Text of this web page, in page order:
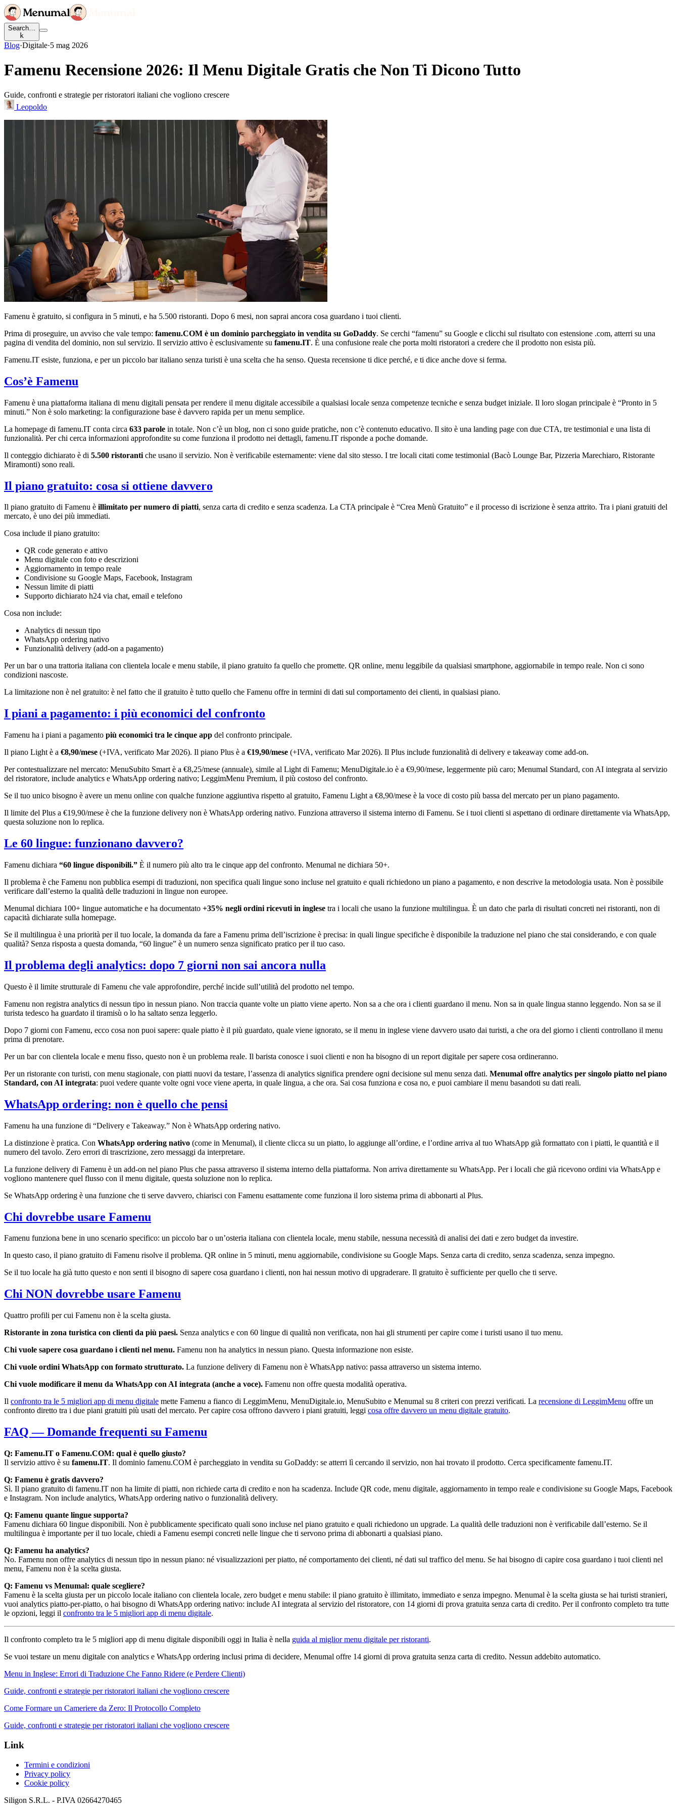
Search…
k
Blog·Digitale·5 mag 2026
Famenu Recensione 2026: Il Menu Digitale Gratis che Non Ti Dicono Tutto
Guide, confronti e strategie per ristoratori italiani che vogliono crescere
Leopoldo
Famenu è gratuito, si configura in 5 minuti, e ha 5.500 ristoranti. Dopo 6 mesi, non saprai ancora cosa guardano i tuoi clienti.
Prima di proseguire, un avviso che vale tempo: famenu.COM è un dominio parcheggiato in vendita su GoDaddy. Se cerchi “famenu” su Google e clicchi sul risultato con estensione .com, atterri su una
pagina di vendita del dominio, non sul servizio. Il servizio attivo è esclusivamente su famenu.IT. È una confusione reale che porta molti ristoratori a credere che il prodotto non esista più.
Famenu.IT esiste, funziona, e per un piccolo bar italiano senza turisti è una scelta che ha senso. Questa recensione ti dice perché, e ti dice anche dove si ferma.
Cos’è Famenu
Famenu è una piattaforma italiana di menu digitali pensata per rendere il menu digitale accessibile a qualsiasi locale senza competenze tecniche e senza budget iniziale. Il loro slogan principale è “Pronto in 5
minuti.” Non è solo marketing: la configurazione base è davvero rapida per un menu semplice.
La homepage di famenu.IT conta circa 633 parole in totale. Non c’è un blog, non ci sono guide pratiche, non c’è contenuto educativo. Il sito è una landing page con due CTA, tre testimonial e una lista di
funzionalità. Per chi cerca informazioni approfondite su come funziona il prodotto nei dettagli, famenu.IT risponde a poche domande.
Il conteggio dichiarato è di 5.500 ristoranti che usano il servizio. Non è verificabile esternamente: viene dal sito stesso. I tre locali citati come testimonial (Bacò Lounge Bar, Pizzeria Marechiaro, Ristorante
Miramonti) sono reali.
Il piano gratuito: cosa si ottiene davvero
Il piano gratuito di Famenu è illimitato per numero di piatti, senza carta di credito e senza scadenza. La CTA principale è “Crea Menù Gratuito” e il processo di iscrizione è senza attrito. Tra i piani gratuiti del
mercato, è uno dei più immediati.
Cosa include il piano gratuito:
QR code generato e attivo
Menu digitale con foto e descrizioni
Aggiornamento in tempo reale
Condivisione su Google Maps, Facebook, Instagram
Nessun limite di piatti
Supporto dichiarato h24 via chat, email e telefono
Cosa non include:
Analytics di nessun tipo
WhatsApp ordering nativo
Funzionalità delivery (add-on a pagamento)
Per un bar o una trattoria italiana con clientela locale e menu stabile, il piano gratuito fa quello che promette. QR online, menu leggibile da qualsiasi smartphone, aggiornabile in tempo reale. Non ci sono
condizioni nascoste.
La limitazione non è nel gratuito: è nel fatto che il gratuito è tutto quello che Famenu offre in termini di dati sul comportamento dei clienti, in qualsiasi piano.
I piani a pagamento: i più economici del confronto
Famenu ha i piani a pagamento più economici tra le cinque app del confronto principale.
Il piano Light è a €8,90/mese (+IVA, verificato Mar 2026). Il piano Plus è a €19,90/mese (+IVA, verificato Mar 2026). Il Plus include funzionalità di delivery e takeaway come add-on.
Per contestualizzare nel mercato: MenuSubito Smart è a €8,25/mese (annuale), simile al Light di Famenu; MenuDigitale.io è a €9,90/mese, leggermente più caro; Menumal Standard, con AI integrata al servizio
del ristoratore, include analytics e WhatsApp ordering nativo; LeggimMenu Premium, il più costoso del confronto.
Se il tuo unico bisogno è avere un menu online con qualche funzione aggiuntiva rispetto al gratuito, Famenu Light a €8,90/mese è la voce di costo più bassa del mercato per un piano pagamento.
Il limite del Plus a €19,90/mese è che la funzione delivery non è WhatsApp ordering nativo. Funziona attraverso il sistema interno di Famenu. Se i tuoi clienti si aspettano di ordinare direttamente via WhatsApp,
questa soluzione non lo replica.
Le 60 lingue: funzionano davvero?
Famenu dichiara “60 lingue disponibili.” È il numero più alto tra le cinque app del confronto. Menumal ne dichiara 50+.
Il problema è che Famenu non pubblica esempi di traduzioni, non specifica quali lingue sono incluse nel gratuito e quali richiedono un piano a pagamento, e non descrive la metodologia usata. Non è possibile
verificare dall’esterno la qualità delle traduzioni in lingue non europee.
Menumal dichiara 100+ lingue automatiche e ha documentato +35% negli ordini ricevuti in inglese tra i locali che usano la funzione multilingua. È un dato che parla di risultati concreti nei ristoranti, non di
capacità dichiarate sulla homepage.
Se il multilingua è una priorità per il tuo locale, la domanda da fare a Famenu prima dell’iscrizione è precisa: in quali lingue specifiche è disponibile la traduzione nel piano che stai considerando, e con quale
qualità? Senza risposta a questa domanda, “60 lingue” è un numero senza significato pratico per il tuo caso.
Il problema degli analytics: dopo 7 giorni non sai ancora nulla
Questo è il limite strutturale di Famenu che vale approfondire, perché incide sull’utilità del prodotto nel tempo.
Famenu non registra analytics di nessun tipo in nessun piano. Non traccia quante volte un piatto viene aperto. Non sa a che ora i clienti guardano il menu. Non sa in quale lingua stanno leggendo. Non sa se il
turista tedesco ha guardato il tiramisù o lo ha saltato senza leggerlo.
Dopo 7 giorni con Famenu, ecco cosa non puoi sapere: quale piatto è il più guardato, quale viene ignorato, se il menu in inglese viene davvero usato dai turisti, a che ora del giorno i clienti controllano il menu
prima di prenotare.
Per un bar con clientela locale e menu fisso, questo non è un problema reale. Il barista conosce i suoi clienti e non ha bisogno di un report digitale per sapere cosa ordineranno.
Per un ristorante con turisti, con menu stagionale, con piatti nuovi da testare, l’assenza di analytics significa prendere ogni decisione sul menu senza dati. Menumal offre analytics per singolo piatto nel piano
Standard, con AI integrata: puoi vedere quante volte ogni voce viene aperta, in quale lingua, a che ora. Sai cosa funziona e cosa no, e puoi cambiare il menu basandoti su dati reali.
WhatsApp ordering: non è quello che pensi
Famenu ha una funzione di “Delivery e Takeaway.” Non è WhatsApp ordering nativo.
La distinzione è pratica. Con WhatsApp ordering nativo (come in Menumal), il cliente clicca su un piatto, lo aggiunge all’ordine, e l’ordine arriva al tuo WhatsApp già formattato con i piatti, le quantità e il
numero del tavolo. Zero errori di trascrizione, zero messaggi da interpretare.
La funzione delivery di Famenu è un add-on nel piano Plus che passa attraverso il sistema interno della piattaforma. Non arriva direttamente su WhatsApp. Per i locali che già ricevono ordini via WhatsApp e
vogliono mantenere quel flusso con il menu digitale, questa soluzione non lo replica.
Se WhatsApp ordering è una funzione che ti serve davvero, chiarisci con Famenu esattamente come funziona il loro sistema prima di abbonarti al Plus.
Chi dovrebbe usare Famenu
Famenu funziona bene in uno scenario specifico: un piccolo bar o un’osteria italiana con clientela locale, menu stabile, nessuna necessità di analisi dei dati e zero budget da investire.
In questo caso, il piano gratuito di Famenu risolve il problema. QR online in 5 minuti, menu aggiornabile, condivisione su Google Maps. Senza carta di credito, senza scadenza, senza impegno.
Se il tuo locale ha già tutto questo e non senti il bisogno di sapere cosa guardano i clienti, non hai nessun motivo di upgraderare. Il gratuito è sufficiente per quello che ti serve.
Chi NON dovrebbe usare Famenu
Quattro profili per cui Famenu non è la scelta giusta.
Ristorante in zona turistica con clienti da più paesi. Senza analytics e con 60 lingue di qualità non verificata, non hai gli strumenti per capire come i turisti usano il tuo menu.
Chi vuole sapere cosa guardano i clienti nel menu. Famenu non ha analytics in nessun piano. Questa informazione non esiste.
Chi vuole ordini WhatsApp con formato strutturato. La funzione delivery di Famenu non è WhatsApp nativo: passa attraverso un sistema interno.
Chi vuole modificare il menu da WhatsApp con AI integrata (anche a voce). Famenu non offre questa modalità operativa.
Il confronto tra le 5 migliori app di menu digitale mette Famenu a fianco di LeggimMenu, MenuDigitale.io, MenuSubito e Menumal su 8 criteri con prezzi verificati. La recensione di LeggimMenu offre un
confronto diretto tra i due piani gratuiti più usati del mercato. Per capire cosa offrono davvero i piani gratuiti, leggi cosa offre davvero un menu digitale gratuito.
FAQ — Domande frequenti su Famenu
Q: Famenu.IT o Famenu.COM: qual è quello giusto?
Il servizio attivo è su famenu.IT. Il dominio famenu.COM è parcheggiato in vendita su GoDaddy: se atterri lì cercando il servizio, non hai trovato il prodotto. Cerca specificamente famenu.IT.
Q: Famenu è gratis davvero?
Sì. Il piano gratuito di famenu.IT non ha limite di piatti, non richiede carta di credito e non ha scadenza. Include QR code, menu digitale, aggiornamento in tempo reale e condivisione su Google Maps, Facebook
e Instagram. Non include analytics, WhatsApp ordering nativo o funzionalità delivery.
Q: Famenu quante lingue supporta?
Famenu dichiara 60 lingue disponibili. Non è pubblicamente specificato quali sono incluse nel piano gratuito e quali richiedono un upgrade. La qualità delle traduzioni non è verificabile dall’esterno. Se il
multilingua è importante per il tuo locale, chiedi a Famenu esempi concreti nelle lingue che ti servono prima di abbonarti a qualsiasi piano.
Q: Famenu ha analytics?
No. Famenu non offre analytics di nessun tipo in nessun piano: né visualizzazioni per piatto, né comportamento dei clienti, né dati sul traffico del menu. Se hai bisogno di capire cosa guardano i tuoi clienti nel
menu, Famenu non è la scelta giusta.
Q: Famenu vs Menumal: quale scegliere?
Famenu è la scelta giusta per un piccolo locale italiano con clientela locale, zero budget e menu stabile: il piano gratuito è illimitato, immediato e senza impegno. Menumal è la scelta giusta se hai turisti stranieri,
vuoi analytics piatto-per-piatto, o hai bisogno di WhatsApp ordering nativo: include AI integrata al servizio del ristoratore, con 14 giorni di prova gratuita senza carta di credito. Per il confronto completo tra tutte
le opzioni, leggi il confronto tra le 5 migliori app di menu digitale.
Il confronto completo tra le 5 migliori app di menu digitale disponibili oggi in Italia è nella guida al miglior menu digitale per ristoranti.
Se vuoi testare un menu digitale con analytics e WhatsApp ordering inclusi prima di decidere, Menumal offre 14 giorni di prova gratuita senza carta di credito. Nessun addebito automatico.
Menu in Inglese: Errori di Traduzione Che Fanno Ridere (e Perdere Clienti)
Guide, confronti e strategie per ristoratori italiani che vogliono crescere
Come Formare un Cameriere da Zero: Il Protocollo Completo
Guide, confronti e strategie per ristoratori italiani che vogliono crescere
Link
Termini e condizioni
Privacy policy
Cookie policy
Siligon S.R.L. - P.IVA 02664270465